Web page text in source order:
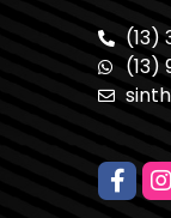
(13)
(13)